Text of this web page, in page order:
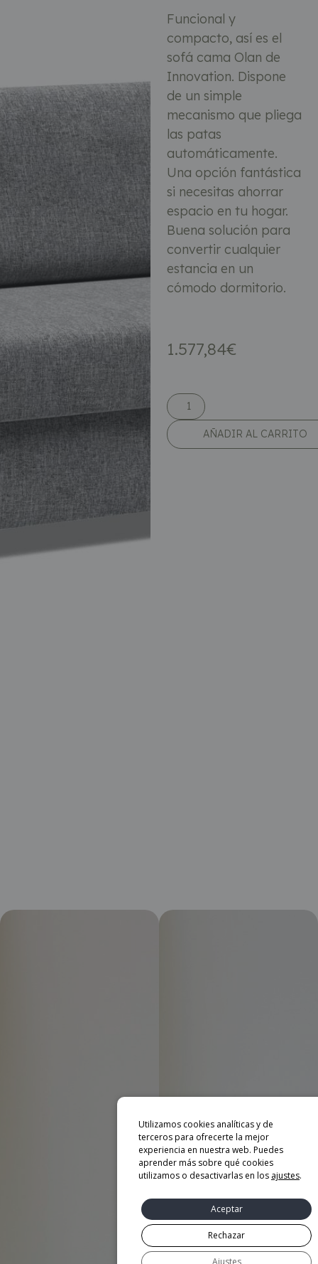
Funcional y
compacto, así es el
sofá cama Olan de
Innovation. Dispone
de un simple
mecanismo que pliega
las patas
automáticamente.
Una opción fantástica
si necesitas ahorrar
espacio en tu hogar.
Buena solución para
convertir cualquier
estancia en un
cómodo dormitorio.
1.577,84€
AÑADIR AL CARRITO
Utilizamos cookies analíticas y de
terceros para ofrecerte la mejor
experiencia en nuestra web. Puedes
aprender más sobre qué cookies
utilizamos o desactivarlas en los ajustes.
Aceptar
Rechazar
Ajustes